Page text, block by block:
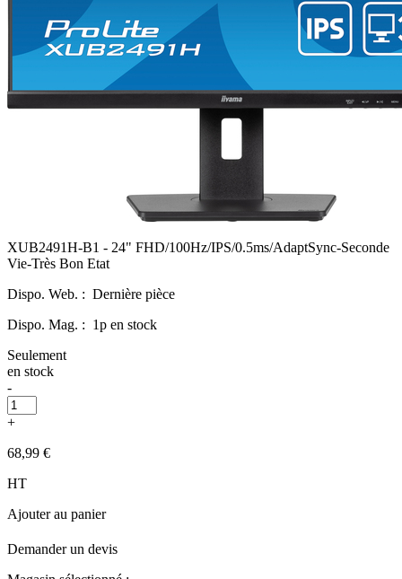
XUB2491H-B1 - 24" FHD/100Hz/IPS/0.5ms/AdaptSync-Seconde
Vie-Très Bon Etat
Dispo. Web. : Dernière pièce
Dispo. Mag. : 1p en stock
Seulement
en stock
-
+
68,99 €
HT
Ajouter au panier
Demander un devis